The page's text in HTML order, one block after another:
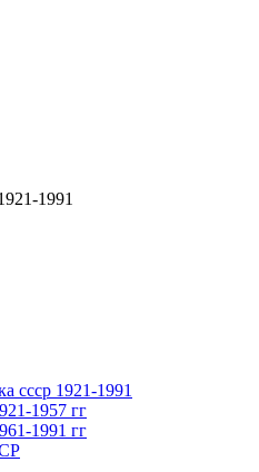
1991
ссср 1921-1991
1957 гг
1991 гг